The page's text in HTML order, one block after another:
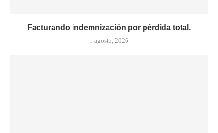
Facturando indemnización por pérdida total.
1 agosto, 2026